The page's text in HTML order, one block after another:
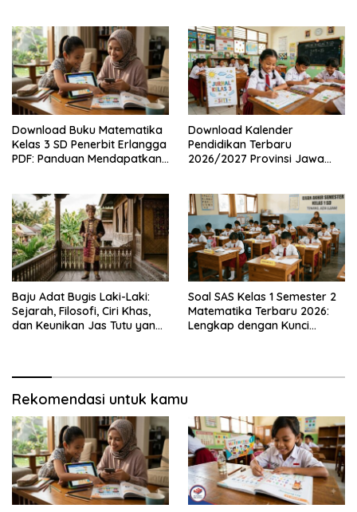
Legal
Download Buku Matematika
Kelas 3 SD Penerbit Erlangga
PDF: Panduan Mendapatkan
Download Kalender
Pendidikan Terbaru
2026/2027 Provinsi Jawa
Manfaatnya
Baju Adat Bugis Laki-Laki:
Sejarah, Filosofi, Ciri Khas,
dan Keunikan Jas Tutu yang
Soal SAS Kelas 1 Semester 2
Matematika Terbaru 2026:
Lengkap dengan Kunci
Rekomendasi untuk kamu